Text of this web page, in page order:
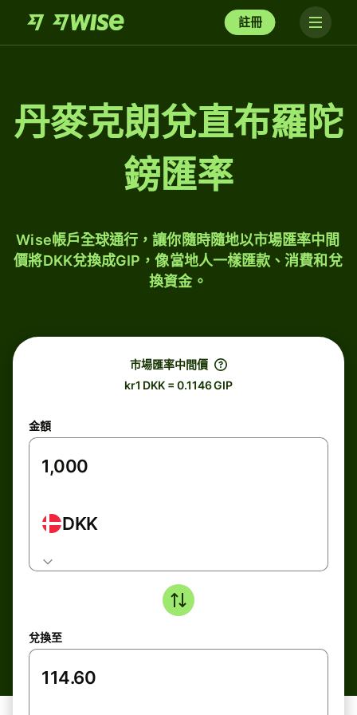
註冊
丹麥克朗兌直布羅陀
鎊匯率
Wise帳戶全球通行，讓你隨時隨地以市場匯率中間
價將DKK兌換成GIP，像當地人一樣匯款、消費和兌
換資金。
市場匯率中間價
kr1 DKK = 0.1146 GIP
金額
DKK
兌換至